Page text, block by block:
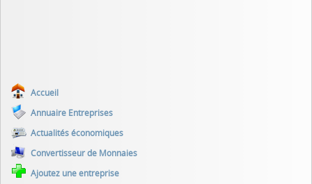
Accueil
Annuaire Entreprises
Actualités économiques
Convertisseur de Monnaies
Ajoutez une entreprise